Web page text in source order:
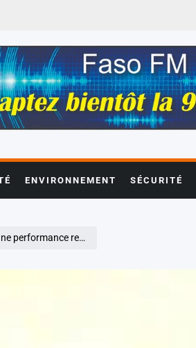
ENVIRONNEMENT SÉCURITÉ
au DEF 2026.